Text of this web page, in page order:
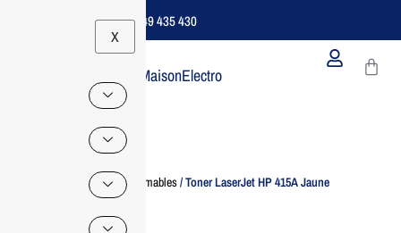
Support B2B Dédié | 06 49 435 430
X
MaisonElectro
Home /Consommables/ Toner LaserJet HP 415A Jaune